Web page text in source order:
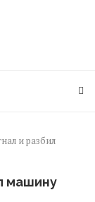
и разбил
машину